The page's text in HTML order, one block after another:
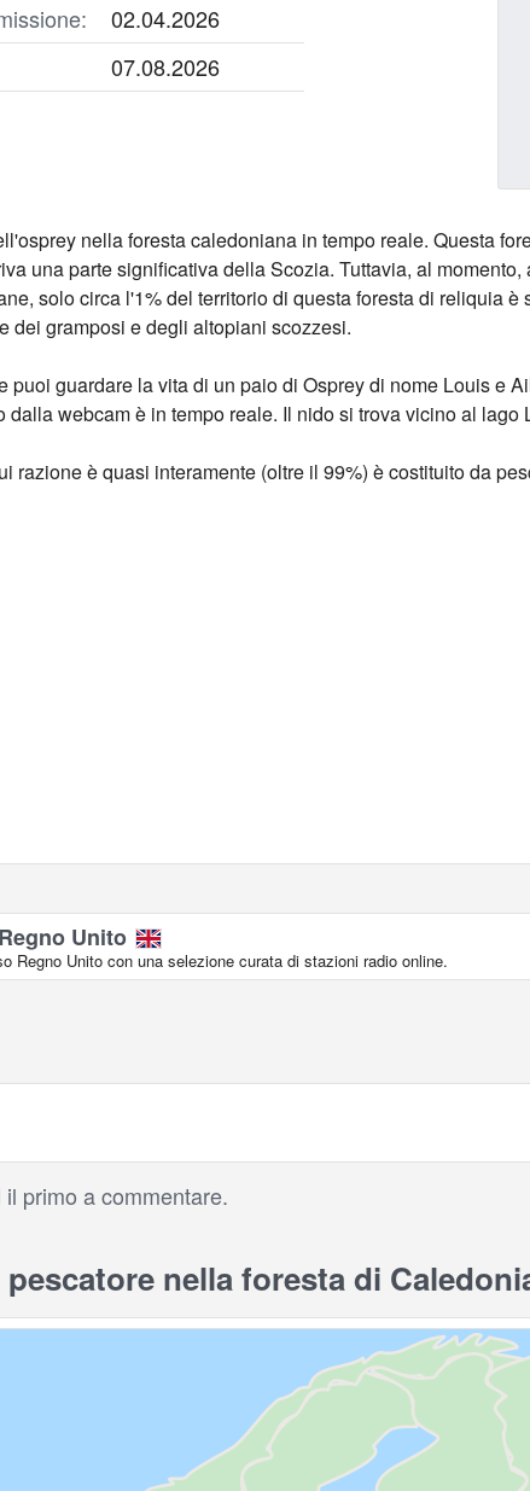
02.04.2026
07.08.2026
nella foresta caledoniana in tempo reale. Questa
una parte significativa della Scozia. Tuttavia, al momento,
solo circa l'1% del territorio di questa foresta di reliquia è
dei gramposi e degli altopiani scozzesi.
puoi guardare la vita di un paio di Osprey di nome Louis e
webcam è in tempo reale. Il nido si trova vicino al lago
razione è quasi interamente (oltre il 99%) è costituito da
Unito
Regno Unito con una selezione curata di stazioni radio online.
primo a commentare.
nella foresta di